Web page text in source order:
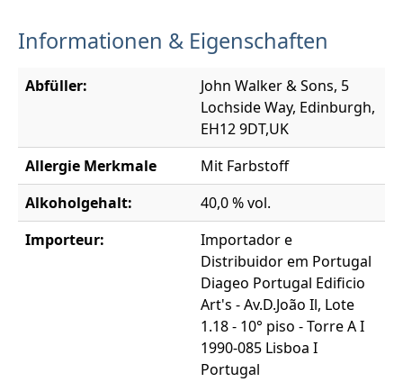
Informationen & Eigenschaften
Abfüller:
John Walker & Sons, 5
Lochside Way, Edinburgh,
EH12 9DT,UK
Allergie Merkmale
Mit Farbstoff
Alkoholgehalt:
40,0 % vol.
Importeur:
Importador e
Distribuidor em Portugal
Diageo Portugal Edificio
Art's - Av.D.João Il, Lote
1.18 - 10° piso - Torre A I
1990-085 Lisboa I
Portugal